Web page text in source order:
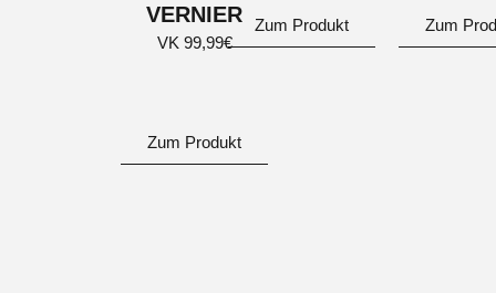
VERNIER
VK 99,99€
Zum Produkt
Zum Produkt Zum